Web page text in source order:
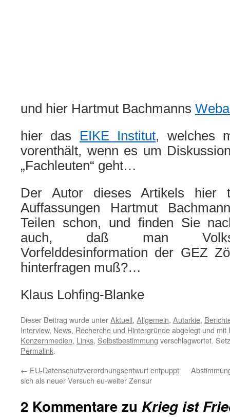
und hier Hartmut Bachmanns
hier das EIKE Institut, welches
vorenthält, wenn es um
„Fachleuten“ geht…
Der Autor dieses Artikels hier
Auffassungen Hartmut
Teilen schon, und finden Sie
auch, daß man
Vorfelddesinformation der GEZ
hinterfragen muß?…
Klaus Lohfing-Blanke
Dieser Beitrag wurde unterAktuell, Allgemein, Autarkie,
Interview, News, Recherche und Hintergründeabgelegt und mit
Konzernmedien, Links, Selbstbestimmung verschlagwortet.
Permalink.
← EU-Datenschutzverordnungsentwurf entpuppt
sich als neuer Versuch eu-weiter Zensur
2 Kommentare zu Krieg ist